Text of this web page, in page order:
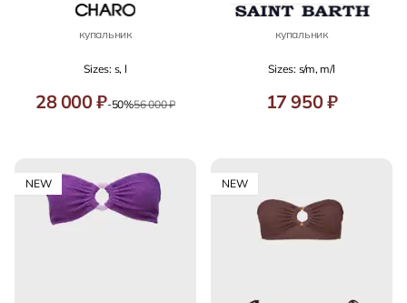
купальник
Sizes: s, l
28 000 ₽-50%56 000 ₽
купальник
Sizes: s/m, m/l
17 950 ₽
NEW NEW